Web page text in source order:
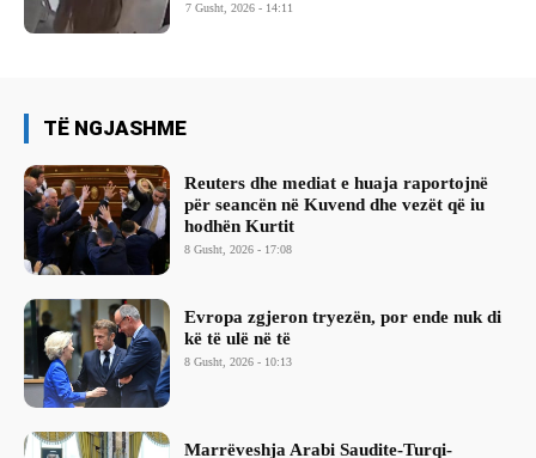
7 Gusht, 2026 - 14:11
TË NGJASHME
Reuters dhe mediat e huaja raportojnë
për seancën në Kuvend dhe vezët që iu
hodhën Kurtit
8 Gusht, 2026 - 17:08
Evropa zgjeron tryezën, por ende nuk di
kë të ulë në të
8 Gusht, 2026 - 10:13
Marrëveshja Arabi Saudite-Turqi-